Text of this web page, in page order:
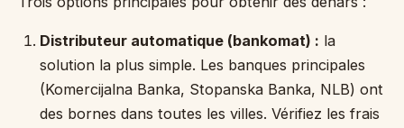
Distributeur automatique (bankomat) : la
solution la plus simple. Les banques principales
(Komercijalna Banka, Stopanska Banka, NLB) ont
des bornes dans toutes les villes. Vérifiez les frais